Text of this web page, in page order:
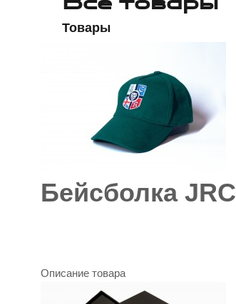
Товары
Бейсболка JRC
Описание товара